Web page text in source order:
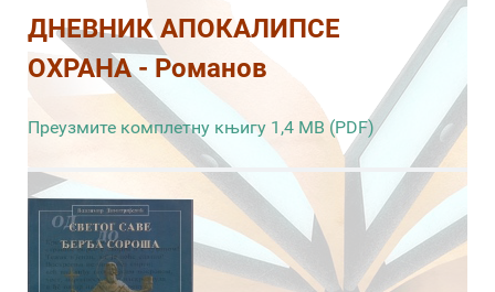
ДНЕВНИК АПОКАЛИПСЕ
ОХРАНА - Романов
Преузмите комплетну књигу 1,4 MB (PDF)